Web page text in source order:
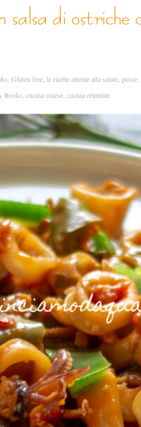
Gluten free le ricette attente alla salute pesce
Books cucina cinese cucina orientale